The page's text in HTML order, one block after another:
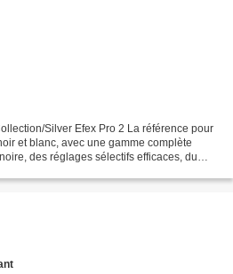
Silver Efex Pro 2 La référence pour
et blanc, avec une gamme complète
des réglages sélectifs efficaces, du